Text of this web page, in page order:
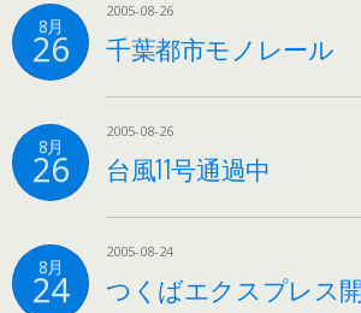
8月
26
2005-08-26
千葉都市モノレール
8月
26
2005-08-26
台風11号通過中
8月
24
2005-08-24
つくばエクスプレス